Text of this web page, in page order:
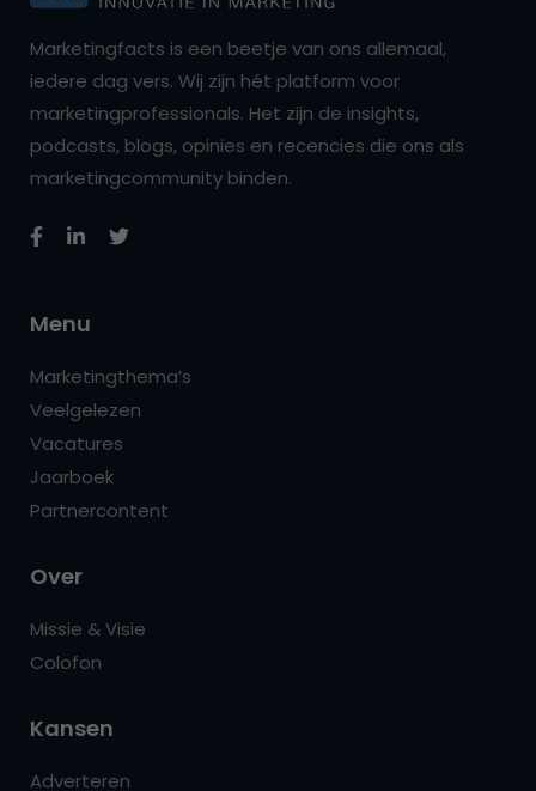
Marketingfacts is een beetje van ons allemaal,
iedere dag vers. Wij zijn hét platform voor
marketingprofessionals. Het zijn de insights,
podcasts, blogs, opinies en recencies die ons als
marketingcommunity binden.
Menu
Marketingthema’s
Veelgelezen
Vacatures
Jaarboek
Partnercontent
Over
Missie & Visie
Colofon
Kansen
Adverteren